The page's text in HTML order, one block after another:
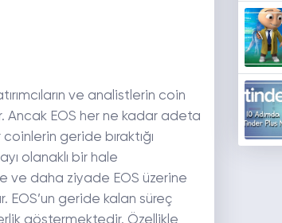
ve analistlerin coin
Ancak EOS her ne kadar adeta
geride bıraktığı
olanaklı bir hale
ve daha ziyade EOS üzerine
EOS’un geride kalan süreç